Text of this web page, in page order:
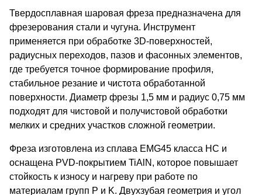
Твердосплавная шаровая фреза предназначена для
фрезерования стали и чугуна. Инструмент
применяется при обработке 3D-поверхностей,
радиусных переходов, пазов и фасонных элементов,
где требуется точное формирование профиля,
стабильное резание и чистота обработанной
поверхности. Диаметр фрезы 1,5 мм и радиус 0,75 мм
подходят для чистовой и получистовой обработки
мелких и средних участков сложной геометрии.
Фреза изготовлена из сплава EMG45 класса HC и
оснащена PVD-покрытием TiAlN, которое повышает
стойкость к износу и нагреву при работе по
материалам групп P и K. Двухзубая геометрия и угол